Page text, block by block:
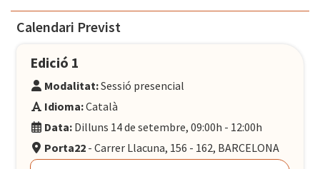
Calendari Previst
Edició 1
Modalitat:Sessió presencial
Idioma:Català
Data: Dilluns 14 de setembre, 09:00h - 12:00h
Porta22 - Carrer Llacuna, 156 - 162, BARCELONA